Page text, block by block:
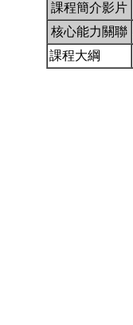
課程簡介影片
核心能力關聯
課程大綱